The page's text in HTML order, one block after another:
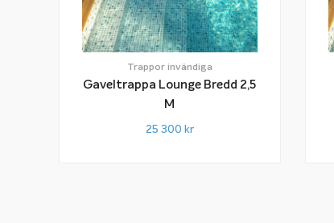
Trappor invändiga
Gaveltrappa Lounge Bredd 2,5
M
25 300 kr